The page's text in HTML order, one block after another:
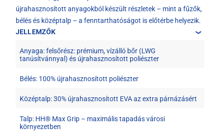
újrahasznosított anyagokból készült részletek – mint a fűzők,
bélés és középtalp – a fenntarthatóságot is előtérbe helyezik.
JELLEMZŐK
Anyaga: felsőrész: prémium, vízálló bőr (LWG
tanúsítvánnyal) és újrahasznosított poliészter
Bélés: 100% újrahasznosított poliészter
Középtalp: 30% újrahasznosított EVA az extra párnázásért
Talp: HH® Max Grip – maximális tapadás városi
környezetben